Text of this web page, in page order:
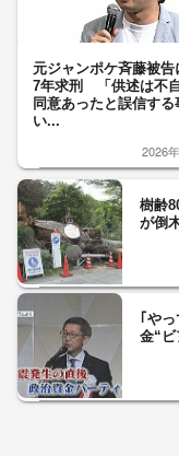
元ジャンポケ斉藤被告
7年求刑 「供述は不
同意あったと誤信する
い...
2026
樹齢
が倒
｢や
金“